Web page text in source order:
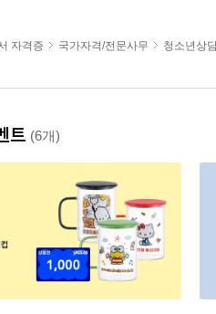
자격증 국가자격/전문사무 청소년상
트 (6개)